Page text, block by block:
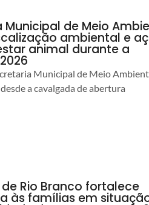
Municipal de Meio
ambiental e
animal durante a
Municipal de Meio
a cavalgada de abertura
Rio Branco fortalece
às famílias em